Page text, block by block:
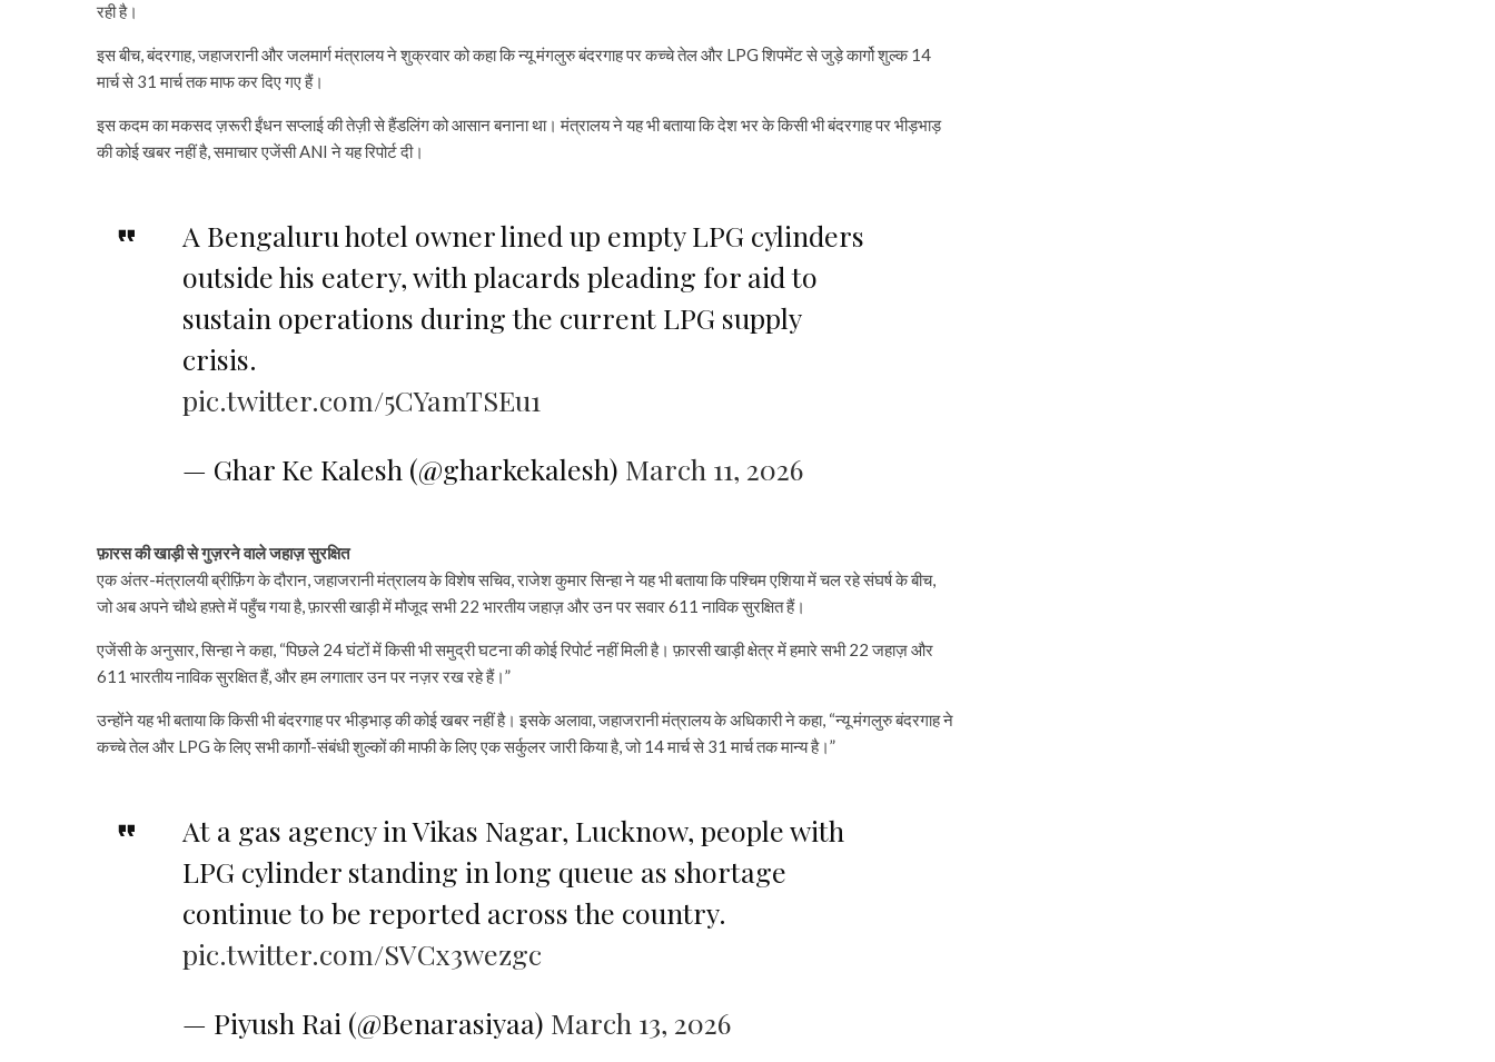
रही है।
इस बीच, बंदरगाह, जहाजरानी और जलमार्ग मंत्रालय ने शुक्रवार को कहा कि न्यू मंगलुरु बंदरगाह पर कच्चे तेल और LPG शिपमेंट से जुड़े कार्गो शुल्क 14
मार्च से 31 मार्च तक माफ कर दिए गए हैं।
इस कदम का मकसद ज़रूरी ईंधन सप्लाई की तेज़ी से हैंडलिंग को आसान बनाना था। मंत्रालय ने यह भी बताया कि देश भर के किसी भी बंदरगाह पर भीड़भाड़
की कोई खबर नहीं है, समाचार एजेंसी ANI ने यह रिपोर्ट दी।
A Bengaluru hotel owner lined up empty LPG cylinders
outside his eatery, with placards pleading for aid to
sustain operations during the current LPG supply
crisis.
pic.twitter.com/5CYamTSEu1
— Ghar Ke Kalesh (@gharkekalesh) March 11, 2026
फ़ारस की खाड़ी से गुज़रने वाले जहाज़ सुरक्षित
एक अंतर-मंत्रालयी ब्रीफ़िंग के दौरान, जहाजरानी मंत्रालय के विशेष सचिव, राजेश कुमार सिन्हा ने यह भी बताया कि पश्चिम एशिया में चल रहे संघर्ष के बीच,
जो अब अपने चौथे हफ़्ते में पहुँच गया है, फ़ारसी खाड़ी में मौजूद सभी 22 भारतीय जहाज़ और उन पर सवार 611 नाविक सुरक्षित हैं।
एजेंसी के अनुसार, सिन्हा ने कहा, “पिछले 24 घंटों में किसी भी समुद्री घटना की कोई रिपोर्ट नहीं मिली है। फ़ारसी खाड़ी क्षेत्र में हमारे सभी 22 जहाज़ और
611 भारतीय नाविक सुरक्षित हैं, और हम लगातार उन पर नज़र रख रहे हैं।”
उन्होंने यह भी बताया कि किसी भी बंदरगाह पर भीड़भाड़ की कोई खबर नहीं है। इसके अलावा, जहाजरानी मंत्रालय के अधिकारी ने कहा, “न्यू मंगलुरु बंदरगाह ने
कच्चे तेल और LPG के लिए सभी कार्गो-संबंधी शुल्कों की माफी के लिए एक सर्कुलर जारी किया है, जो 14 मार्च से 31 मार्च तक मान्य है।”
At a gas agency in Vikas Nagar, Lucknow, people with
LPG cylinder standing in long queue as shortage
continue to be reported across the country.
pic.twitter.com/SVCx3wezgc
— Piyush Rai (@Benarasiyaa) March 13, 2026